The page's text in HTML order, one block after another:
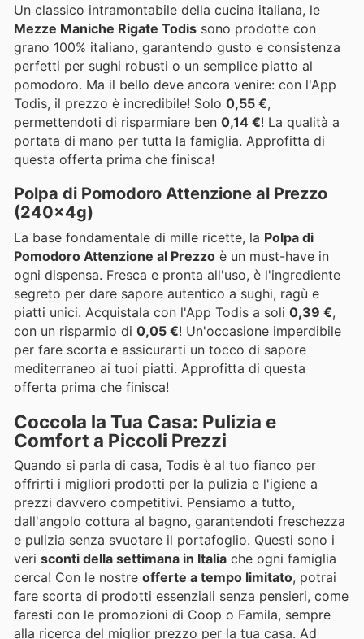
Un classico intramontabile della cucina italiana, le
Mezze Maniche Rigate Todis sono prodotte con
grano 100% italiano, garantendo gusto e consistenza
perfetti per sughi robusti o un semplice piatto al
pomodoro. Ma il bello deve ancora venire: con l'App
Todis, il prezzo è incredibile! Solo 0,55 €,
permettendoti di risparmiare ben 0,14 €! La qualità a
portata di mano per tutta la famiglia. Approfitta di
questa offerta prima che finisca!
Polpa di Pomodoro Attenzione al Prezzo
(240x4g)
La base fondamentale di mille ricette, la Polpa di
Pomodoro Attenzione al Prezzo è un must-have in
ogni dispensa. Fresca e pronta all'uso, è l'ingrediente
segreto per dare sapore autentico a sughi, ragù e
piatti unici. Acquistala con l'App Todis a soli 0,39 €,
con un risparmio di 0,05 €! Un'occasione imperdibile
per fare scorta e assicurarti un tocco di sapore
mediterraneo ai tuoi piatti. Approfitta di questa
offerta prima che finisca!
Coccola la Tua Casa: Pulizia e
Comfort a Piccoli Prezzi
Quando si parla di casa, Todis è al tuo fianco per
offrirti i migliori prodotti per la pulizia e l'igiene a
prezzi davvero competitivi. Pensiamo a tutto,
dall'angolo cottura al bagno, garantendoti freschezza
e pulizia senza svuotare il portafoglio. Questi sono i
veri sconti della settimana in Italia che ogni famiglia
cerca! Con le nostre offerte a tempo limitato, potrai
fare scorta di prodotti essenziali senza pensieri, come
faresti con le promozioni di Coop o Famila, sempre
alla ricerca del miglior prezzo per la tua casa. Ad